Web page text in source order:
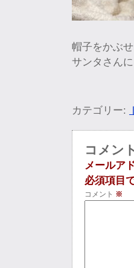
帽子をかぶ
サンタさん
カテゴリー:
コメン
メールア
必須項目
コメント ※